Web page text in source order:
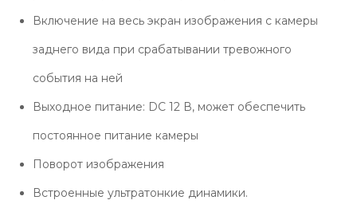
Включение на весь экран изображения с камеры
заднего вида при срабатывании тревожного
события на ней
Выходное питание: DC 12 В, может обеспечить
постоянное питание камеры
Поворот изображения
Встроенные ультратонкие динамики.